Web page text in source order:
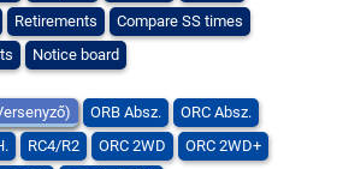
Retirements
Compare SS times
Notice board
ORB Absz.
ORC Absz.
RC4/R2 ORC 2WD
ORC 2WD+